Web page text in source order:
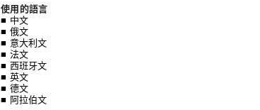
使用的語言
■ 中文
■ 俄文
■ 意大利文
■ 法文
■ 西班牙文
■ 英文
■ 德文
■ 阿拉伯文